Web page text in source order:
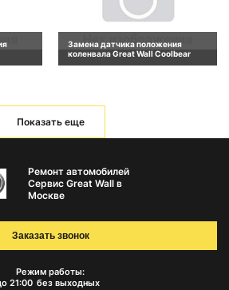
Замена датчика положения
коленвала Great Wall Coolbear
Показать еще
Ремонт автомобилей
Сервис Great Wall в
Москве
Режим работы:
21:00 без выходных
Заказать звонок